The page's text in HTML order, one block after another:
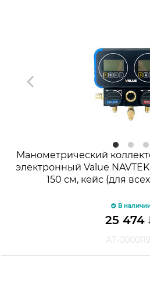
Манометрический
электронный Value
150 см, кейс (для
В
25 474
АТ-